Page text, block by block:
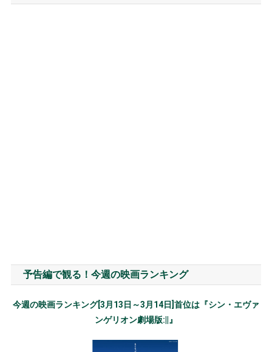
予告編で観る！今週の映画ランキング
今週の映画ランキング[3月13日～3月14日]首位は『シン・エヴァ
ンゲリオン劇場版:||』